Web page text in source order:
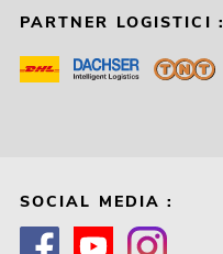
PARTNER LOGISTICI :
SOCIAL MEDIA :